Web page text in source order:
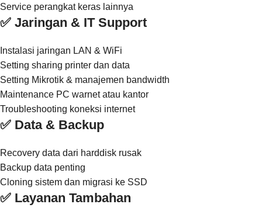
Service perangkat keras lainnya
✅ Jaringan & IT Support
Instalasi jaringan LAN & WiFi
Setting sharing printer dan data
Setting Mikrotik & manajemen bandwidth
Maintenance PC warnet atau kantor
Troubleshooting koneksi internet
✅ Data & Backup
Recovery data dari harddisk rusak
Backup data penting
Cloning sistem dan migrasi ke SSD
✅ Layanan Tambahan